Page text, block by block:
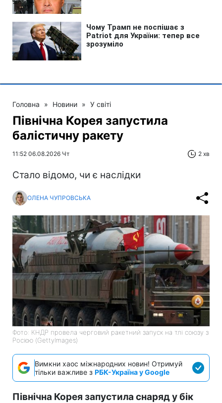
Головна » Новини » У світі
Північна Корея запустила
балістичну ракету
11:52 06.08.2026 Чт 2 хв
Стало відомо, чи є наслідки
ОЛЕНА ЧУПРОВСЬКА
Фото: КНДР провела черговий ракетний запуск на тлі союзу з
Росією (GettyImages)
Вимкни хаос міжнародних новин! Отримуй
тільки важливе з РБК-Україна у Google
Північна Корея запустила снаряд у бік